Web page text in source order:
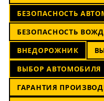
БЕЗОПАСНОСТЬ
БЕЗОПАСНОСТЬ
ВНЕДОРОЖНИК
ВЫБОР АВТОМОБИЛЯ
ГАРАНТИЯ